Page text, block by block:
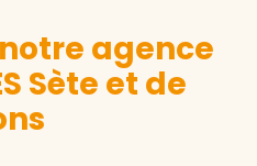
agence
Sète et de